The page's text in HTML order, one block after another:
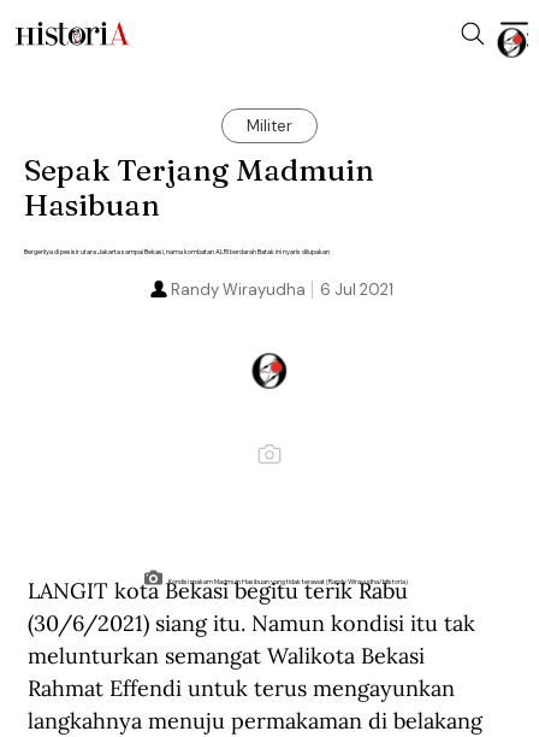
Militer
Sepak Terjang Madmuin
Hasibuan
Bergerilya di pesisir utara Jakarta sampai Bekasi, nama kombatan ALRI berdarah Batak ini nyaris dilupakan
6 Jul 2021
Randy Wirayudha
Kondisi makam Madmuin Hasibuan yang tidak terawat (Randy Wirayudha/Historia)
LANGIT kota Bekasi begitu terik Rabu
(30/6/2021) siang itu. Namun kondisi itu tak
melunturkan semangat Walikota Bekasi
Rahmat Effendi untuk terus mengayunkan
langkahnya menuju permakaman di belakang